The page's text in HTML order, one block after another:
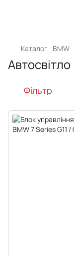
Каталог BMW
Автосвітло
Фільтр